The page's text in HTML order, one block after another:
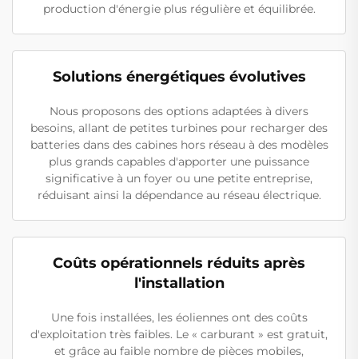
production d'énergie plus régulière et équilibrée.
Solutions énergétiques évolutives
Nous proposons des options adaptées à divers
besoins, allant de petites turbines pour recharger des
batteries dans des cabines hors réseau à des modèles
plus grands capables d'apporter une puissance
significative à un foyer ou une petite entreprise,
réduisant ainsi la dépendance au réseau électrique.
Coûts opérationnels réduits après
l'installation
Une fois installées, les éoliennes ont des coûts
d'exploitation très faibles. Le « carburant » est gratuit,
et grâce au faible nombre de pièces mobiles,